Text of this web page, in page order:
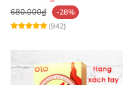
680.000₫
-28%
(942)